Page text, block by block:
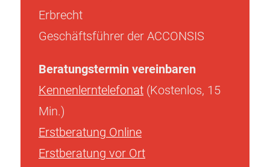
Erbrecht
Geschäftsführer der ACCONSIS
Beratungstermin vereinbaren
Kennenlerntelefonat (Kostenlos, 15
Min.)
Erstberatung Online
Erstberatung vor Ort